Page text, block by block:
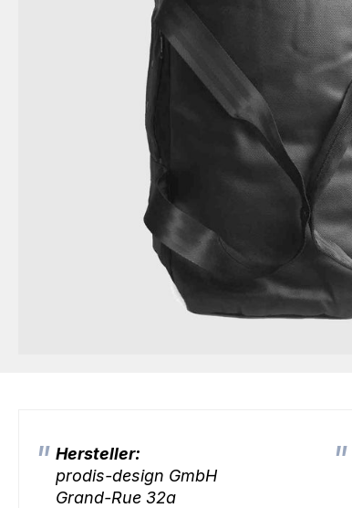
Hersteller:
prodis-design GmbH
Grand-Rue 32a